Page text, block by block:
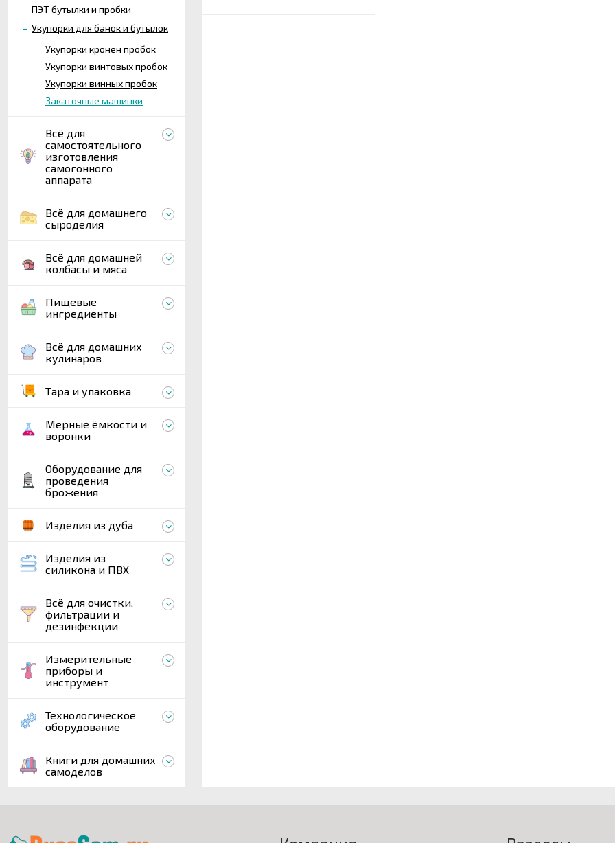
ПЭТ бутылки и пробки
Укупорки для банок и бутылок
Укупорки кронен пробок
Укупорки винтовых пробок
Укупорки винных пробок
Закаточные машинки
Всё для
самостоятельного
изготовления
самогонного
аппарата
Всё для домашнего
сыроделия
Всё для домашней
колбасы и мяса
Пищевые
ингредиенты
Всё для домашних
кулинаров
Тара и упаковка
Мерные ёмкости и
воронки
Оборудование для
проведения
брожения
Изделия из дуба
Изделия из
силикона и ПВХ
Всё для очистки,
фильтрации и
дезинфекции
Измерительные
приборы и
инструмент
Технологическое
оборудование
Книги для домашних
самоделов